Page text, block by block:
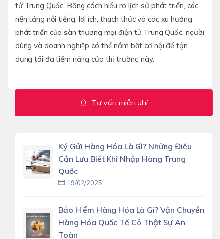
tử Trung Quốc. Bằng cách hiểu rõ lịch sử phát triển, các
nền tảng nổi tiếng, lợi ích, thách thức và các xu hướng
phát triển của sàn thương mại điện tử Trung Quốc, người
dùng và doanh nghiệp có thể nắm bắt cơ hội để tận
dụng tối đa tiềm năng của thị trường này.
Tư vấn miễn phí
Ký Gửi Hàng Hóa Là Gì? Những Điều
Cần Lưu Biết Khi Nhập Hàng Trung
Quốc
19/02/2025
Bảo Hiểm Hàng Hóa Là Gì? Vận Chuyển
Hàng Hóa Quốc Tế Có Thật Sự An
Toàn